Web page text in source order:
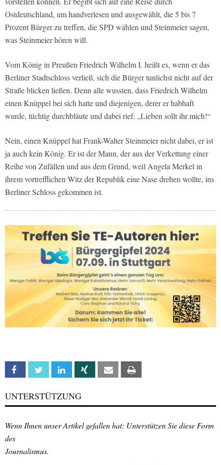
Ostdeutschland, um handverlesen und ausgewählt, die 5 bis 7
Prozent Bürger zu treffen, die SPD wählen und Steinmeier sagen,
was Steinmeier hören will.
Vom König in Preußen Friedrich Wilhelm I. heißt es, wenn er das
Berliner Stadtschloss verließ, sich die Bürger tunlichst nicht auf der
Straße blicken ließen. Denn alle wussten, dass Friedrich Wilhelm
einen Knüppel bei sich hatte und diejenigen, derer er habhaft
wurde, tüchtig durchbläute und dabei rief: „Lieben sollt ihr mich!“
Nein, einen Knüppel hat Frank-Walter Steinmeier nicht dabei, er ist
ja auch kein König. Er ist der Mann, der aus der Verkettung einer
Reihe von Zufällen und aus dem Grund, weil Angela Merkel in
ihrem vortrefflichen Witz der Republik eine Nase drehen wollte, ins
Berliner Schloss gekommen ist.
Facebook Twitter Linkedin Xing Email
UNTERSTÜTZUNG
Wenn Ihnen unser Artikel gefallen hat: Unterstützen Sie diese Form
des
Journalismus.